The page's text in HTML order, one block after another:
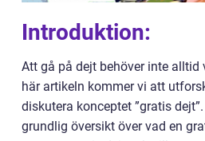
Introduktion:
Att gå på dejt behöver inte alltid
här artikeln kommer vi att
diskutera konceptet ”gratis
grundlig översikt över vad en